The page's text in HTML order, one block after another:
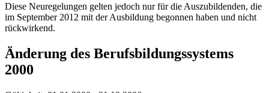
Diese Neuregelungen gelten jedoch nur für die Auszubildenden, die
im September 2012 mit der Ausbildung begonnen haben und nicht
rückwirkend.
Änderung des Berufsbildungssystems
2000